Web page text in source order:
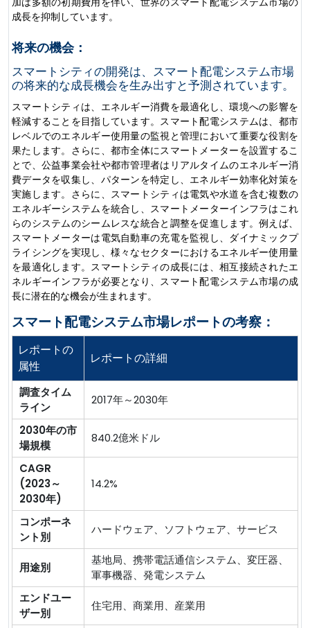
成長を抑制しています。
将来の機会：
スマートシティの開発は、スマート配電システム市場
の将来的な成長機会を生み出すと予測されています。
スマートシティは、エネルギー消費を最適化し、環境への影響を
軽減することを目指しています。スマート配電システムは、都市
レベルでのエネルギー使用量の監視と管理において重要な役割を
果たします。さらに、都市全体にスマートメーターを設置するこ
とで、公益事業会社や都市管理者はリアルタイムのエネルギー消
費データを収集し、パターンを特定し、エネルギー効率化対策を
実施します。さらに、スマートシティは電気や水道を含む複数の
エネルギーシステムを統合し、スマートメーターインフラはこれ
らのシステムのシームレスな統合と調整を促進します。例えば、
スマートメーターは電気自動車の充電を監視し、ダイナミックプ
ライシングを実現し、様々なセクターにおけるエネルギー使用量
を最適化します。スマートシティの成長には、相互接続されたエ
ネルギーインフラが必要となり、スマート配電システム市場の成
長に潜在的な機会が生まれます。
スマート配電システム市場レポートの考察：
レポートの
属性
レポートの詳細
調査タイム
ライン
2017年～2030年
2030年の市
場規模
840.2億米ドル
CAGR
(2023～
2030年)
14.2%
コンポーネ
ント別
ハードウェア、ソフトウェア、サービス
用途別
基地局、携帯電話通信システム、変圧器、
軍事機器、発電システム
エンドユー
ザー別
住宅用、商業用、産業用